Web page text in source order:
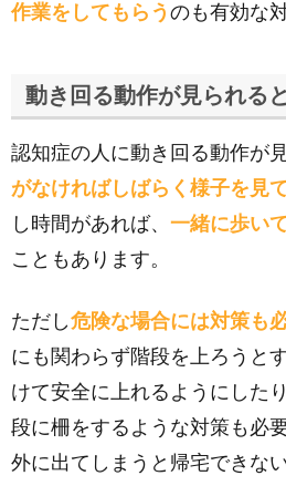
作業をしてもらう のも有効な
動き回る動作が見られる
認知症の人に動き回る動作が
がなければしばらく様子を見
し時間があれば、 一緒に歩い
こともあります。
ただし危険な場合には対策も
にも関わらず階段を上ろうと
けて安全に上れるようにした
段に柵をするような対策も必要
外に出てしまうと帰宅できな